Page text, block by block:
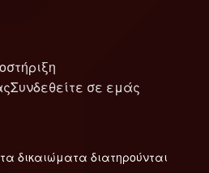
Συνδεθείτε σε εμάς
δικαιώματα διατηρούνται